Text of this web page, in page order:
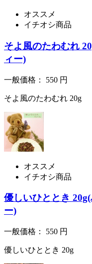
オススメ
イチオシ商品
そよ風のたわむれ
ィー)
一般価格： 550 円
そよ風のたわむれ 20g
オススメ
イチオシ商品
優しいひととき
ー)
一般価格： 550 円
優しいひととき 20g